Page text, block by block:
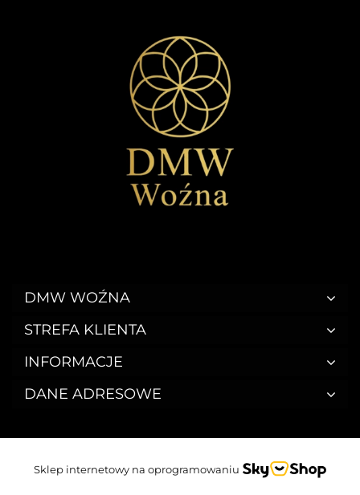
DMW WOŹNA
STREFA KLIENTA
INFORMACJE
DANE ADRESOWE
Sklep internetowy na oprogramowaniu